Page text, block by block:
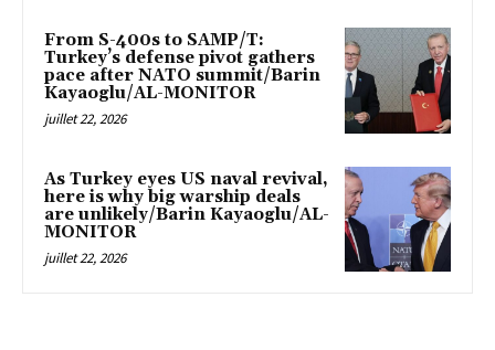
From S-400s to SAMP/T:
Turkey’s defense pivot gathers
pace after NATO summit/Barin
Kayaoglu/AL-MONITOR
juillet 22, 2026
As Turkey eyes US naval revival,
here is why big warship deals
are unlikely/Barin Kayaoglu/AL-
MONITOR
juillet 22, 2026